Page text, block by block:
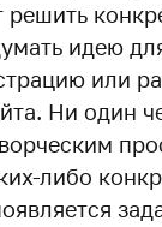
решить
идею
или
Ни один
либо